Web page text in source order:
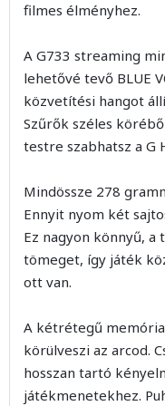
filmes élményhez.
A G733 streaming
lehetővé tevő BLUE
közvetítési hangot
Szűrők széles
testre szabhatsz a G
Mindössze 278
Ennyit nyom két
Ez nagyon könnyű, a
tömeget, így játék
ott van.
A kétrétegű
körülveszi az arcod.
hosszan tartó
játékmenetekhez.